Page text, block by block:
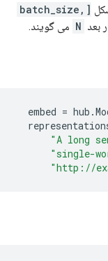
[batch_size,
بعد N می گویند.
embed = hub .
"A long
"single-
"http://